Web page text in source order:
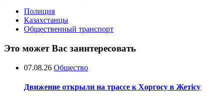
Полиция
Казахстанцы
Общественный транспорт
Это может Вас заинтересовать
07.08.26 Общество
Движение открыли на трассе к Хоргосу в Жетісу